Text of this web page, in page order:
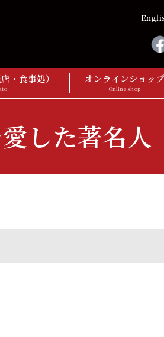
・食事処） オンラインショップ
Online shop
した著名人